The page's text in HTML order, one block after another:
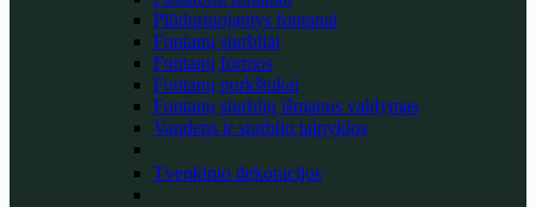
Plūduriuojantys fontanai
Fontanų siurbliai
Fontanų formos
Fontanų purkštukai
Fontanų siurblių išmanus valdymas
Vandens ir siurblio talpyklos
Tvenkinio dekoracijos